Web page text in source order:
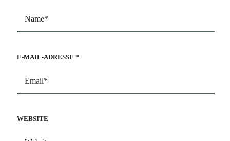
E-MAIL-ADRESSE *
WEBSITE